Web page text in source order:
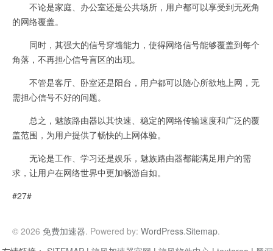
不论是家庭、办公室还是公共场所，用户都可以享受到无死角
的网络覆盖。
同时，其强大的信号穿墙能力，使得网络信号能够覆盖到每个
角落，不再担心信号盲区的出现。
不管是客厅、卧室还是阳台，用户都可以随心所欲地上网，无
需担心信号不好的问题。
总之，魅族路由器以其快速、稳定的网络传输速度和广泛的覆
盖范围，为用户提供了畅快的上网体验。
无论是工作、学习还是娱乐，魅族路由器都能满足用户的需
求，让用户在网络世界中更加畅游自如。
#27#
© 2026 免费加速器. Powered by: WordPress.Sitemap.